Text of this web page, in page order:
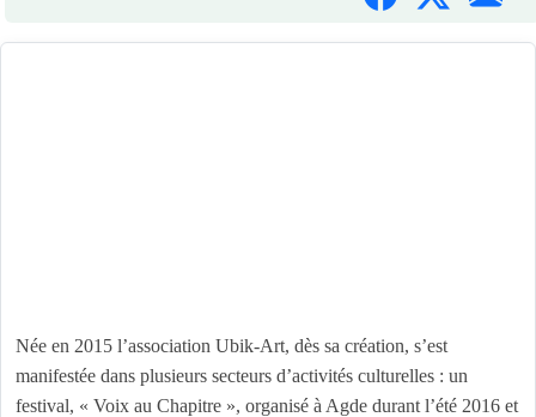
Née en 2015 l’association Ubik-Art, dès sa création, s’est
manifestée dans plusieurs secteurs d’activités culturelles : un
festival, « Voix au Chapitre », organisé à Agde durant l’été 2016 et